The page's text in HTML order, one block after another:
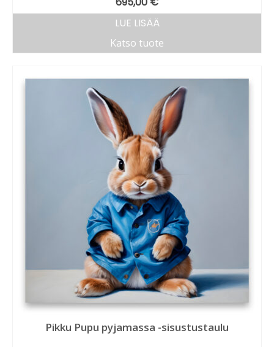
LUE LISÄÄ
Katso tuote
Pikku Pupu pyjamassa -sisustustaulu